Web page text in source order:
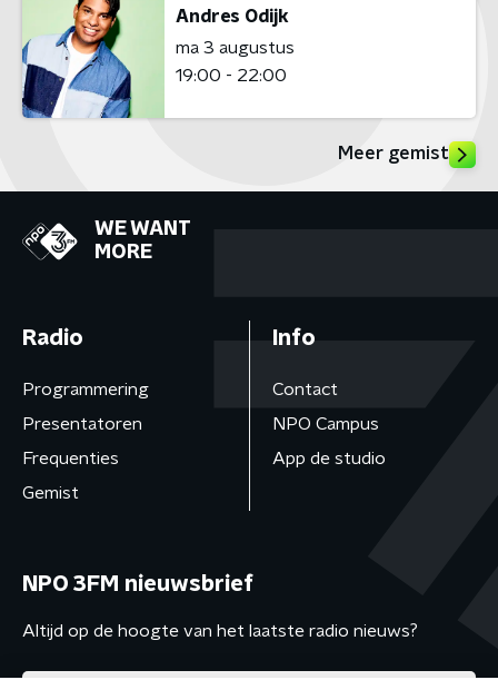
Andres Odijk
ma 3 augustus
19:00 - 22:00
Meer gemist
WE WANT
MORE
Radio
Programmering
Presentatoren
Frequenties
Gemist
Info
Contact
NPO Campus
App de studio
NPO 3FM nieuwsbrief
Altijd op de hoogte van het laatste radio nieuws?